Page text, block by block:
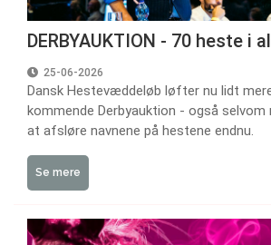
DERBYAUKTION - 70 heste i
25-06-2026
Dansk Hestevæddeløb løfter nu lidt
kommende Derbyauktion - også selvom
at afsløre navnene på hestene endnu.
Se mere